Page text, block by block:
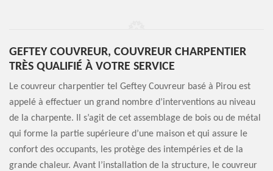
GEFTEY COUVREUR, COUVREUR CHARPENTIER
TRÈS QUALIFIÉ À VOTRE SERVICE
Le couvreur charpentier tel Geftey Couvreur basé à Pirou est
appelé à effectuer un grand nombre d’interventions au niveau
de la charpente. Il s’agit de cet assemblage de bois ou de métal
qui forme la partie supérieure d’une maison et qui assure le
confort des occupants, les protège des intempéries et de la
grande chaleur. Avant l’installation de la structure, le couvreur